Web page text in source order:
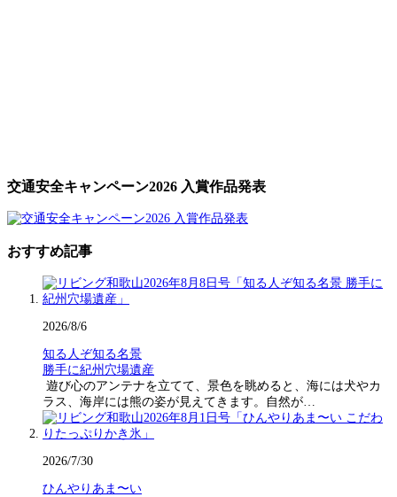
交通安全キャンペーン2026 入賞作品発表
おすすめ記事
2026/8/6
知る人ぞ知る名景
勝手に紀州穴場遺産
遊び心のアンテナを立てて、景色を眺めると、海には犬やカ
ラス、海岸には熊の姿が見えてきます。自然が…
2026/7/30
ひんやりあま〜い